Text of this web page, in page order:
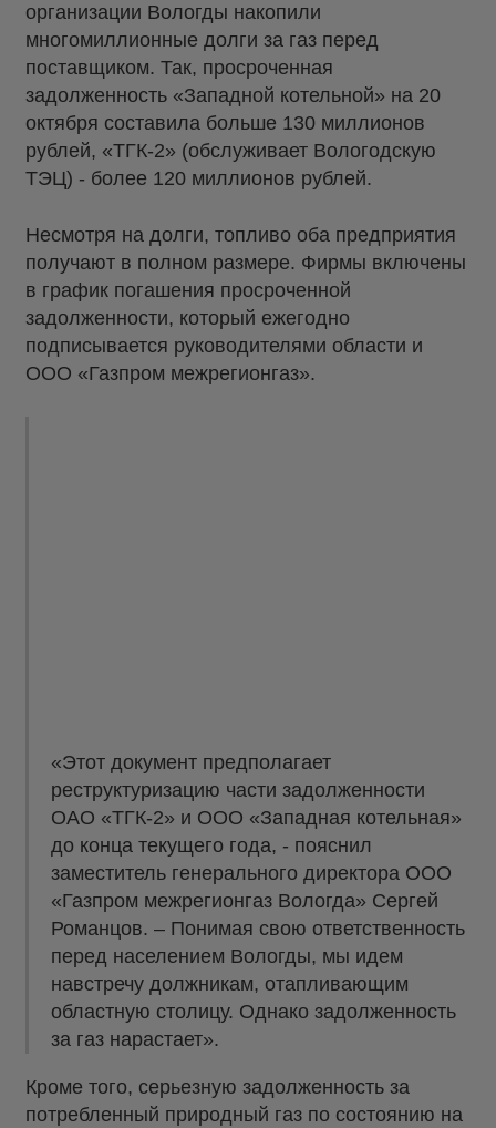
организации Вологды накопили
многомиллионные долги за газ перед
поставщиком. Так, просроченная
задолженность «Западной котельной» на 20
октября составила больше 130 миллионов
рублей, «ТГК-2» (обслуживает Вологодскую
ТЭЦ) - более 120 миллионов рублей.
Несмотря на долги, топливо оба предприятия
получают в полном размере. Фирмы включены
в график погашения просроченной
задолженности, который ежегодно
подписывается руководителями области и
ООО «Газпром межрегионгаз».
«Этот документ предполагает
реструктуризацию части задолженности
ОАО «ТГК-2» и ООО «Западная котельная»
до конца текущего года, - пояснил
заместитель генерального директора ООО
«Газпром межрегионгаз Вологда» Сергей
Романцов. – Понимая свою ответственность
перед населением Вологды, мы идем
навстречу должникам, отапливающим
областную столицу. Однако задолженность
за газ нарастает».
Кроме того, серьезную задолженность за
потребленный природный газ по состоянию на